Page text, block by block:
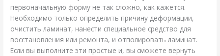
первоначальную форму не так сложно, как кажется.
Необходимо только определить причину деформации,
очистить ламинат, нанести специальное средство для
восстановления или ремонта, и отполировать ламинат.
Если вы выполните эти простые и, вы сможете вернуть